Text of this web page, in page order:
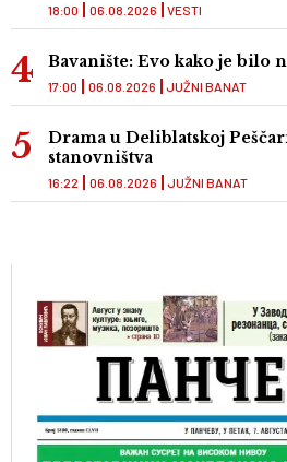
VESTI
18:00 06.08.2026
Bavanište: Evo kako je bilo
JUŽNI BANAT
17:00 06.08.2026
Drama u Deliblatskoj
stanovništva
JUŽNI BANAT
16:22 06.08.2026